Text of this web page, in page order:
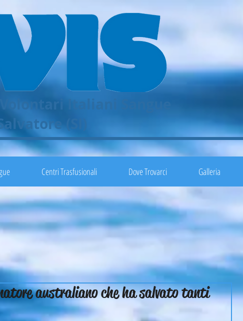
Italiani Sangue
(SI)
australiano che ha salvato tanti
Centri Trasfusionali Dove Trovarci Galleria